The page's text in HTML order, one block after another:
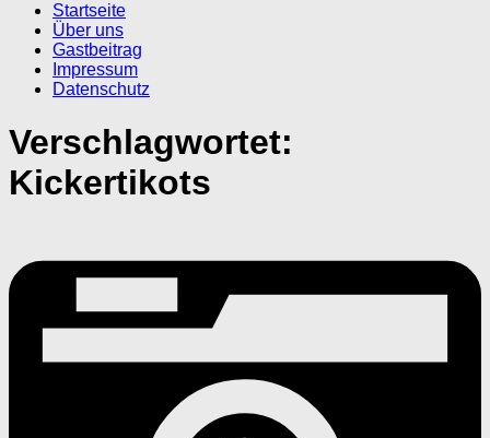
Startseite
Über uns
Gastbeitrag
Impressum
Datenschutz
Verschlagwortet:
Kickertikots